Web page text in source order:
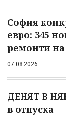
София
евро: 345
ремонти на
07.08.2026
ДЕНЯТ В
в отпуска